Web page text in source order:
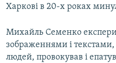
Харкові в 20-х роках
Михайль Семенко
зображеннями і текстами,
людей, провокував і